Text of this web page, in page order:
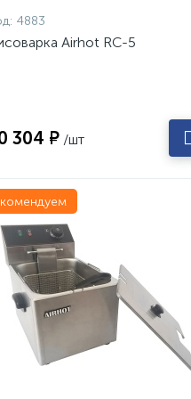
4883
Airhot RC-5
304 ₽ /шт